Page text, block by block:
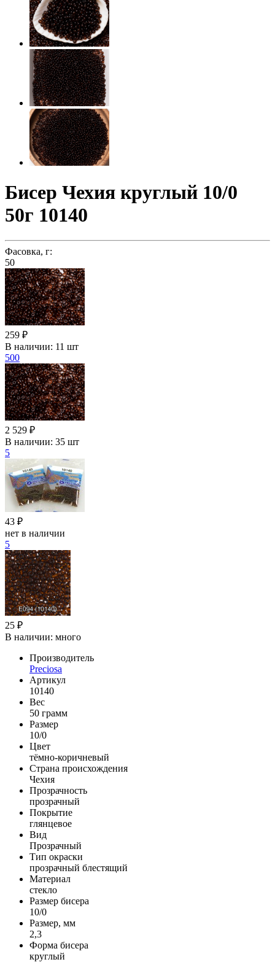
Бисер Чехия круглый 10/0
50г 10140
Фасовка, г:
50
259 ₽
В наличии: 11 шт
500
2 529 ₽
В наличии: 35 шт
5
43 ₽
нет в наличии
5
25 ₽
В наличии: много
Производитель
Preciosa
Артикул
10140
Вес
50 грамм
Размер
10/0
Цвет
тёмно-коричневый
Страна происхождения
Чехия
Прозрачность
прозрачный
Покрытие
глянцевое
Вид
Прозрачный
Тип окраски
прозрачный блестящий
Материал
стекло
Размер бисера
10/0
Размер, мм
2,3
Форма бисера
круглый